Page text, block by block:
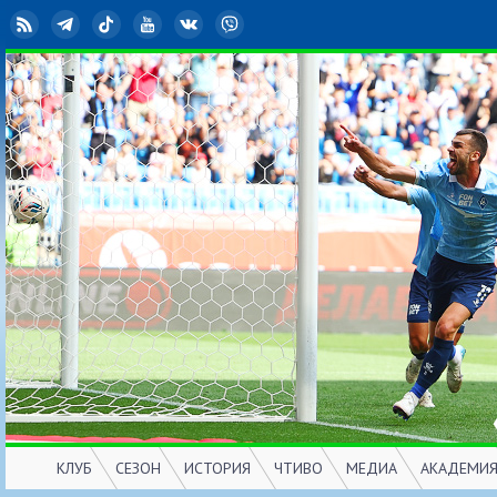
RSS TelegramTikTok YouTubeВКонтакте
КЛУБ
СЕЗОН
ИСТОРИЯ
ЧТИВО
МЕДИА
АКАДЕМИЯ